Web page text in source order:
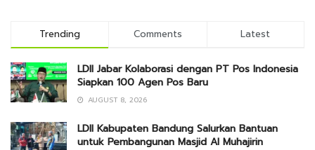
Trending Comments Latest
LDII Jabar Kolaborasi dengan PT Pos Indonesia
Siapkan 100 Agen Pos Baru
AUGUST 8, 2026
LDII Kabupaten Bandung Salurkan Bantuan
untuk Pembangunan Masjid Al Muhajirin